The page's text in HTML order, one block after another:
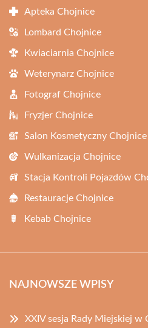
Apteka Chojnice
Lombard Chojnice
Kwiaciarnia Chojnice
Weterynarz Chojnice
Fotograf Chojnice
Fryzjer Chojnice
Salon Kosmetyczny Chojnice
Wulkanizacja Chojnice
Stacja Kontroli Pojazdów
Restauracje Chojnice
Kebab Chojnice
NAJNOWSZE WPISY
XXIV sesja Rady Miejskiej w